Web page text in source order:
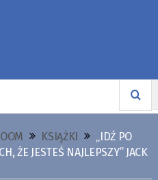
KSIĄŻKI
„IDŹ PO
ŻE JESTEŚ NAJLEPSZY” JACK